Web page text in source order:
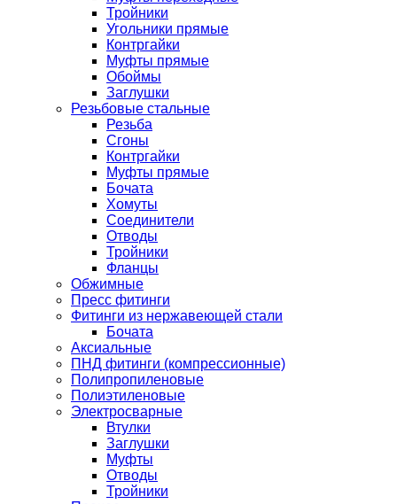
Тройники
Угольники прямые
Контргайки
Муфты прямые
Обоймы
Заглушки
Резьбовые стальные
Резьба
Сгоны
Контргайки
Муфты прямые
Бочата
Хомуты
Соединители
Отводы
Тройники
Фланцы
Обжимные
Пресс фитинги
Фитинги из нержавеющей стали
Бочата
Аксиальные
ПНД фитинги (компрессионные)
Полипропиленовые
Полиэтиленовые
Электросварные
Втулки
Заглушки
Муфты
Отводы
Тройники